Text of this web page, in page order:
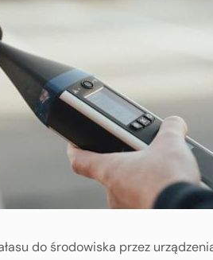
do środowiska przez